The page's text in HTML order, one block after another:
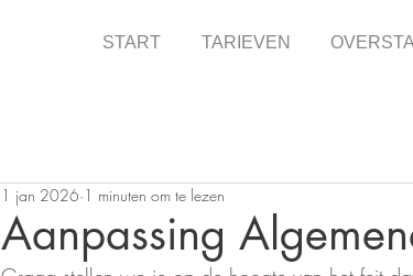
START TARIEVEN
Aanpassing
1 jan 2026 1 minuten om te lezen